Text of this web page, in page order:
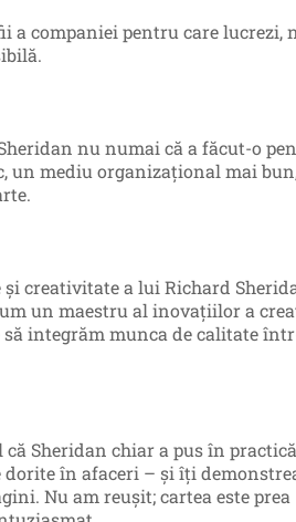
a companiei pentru care lucrezi,
nu numai că a făcut-o
un mediu organizațional mai
creativitate a lui Richard
un maestru al inovaţiilor a
integrăm munca de calitate
că Sheridan chiar a pus în practică
în afaceri – şi îţi
Nu am reuşit; cartea este prea